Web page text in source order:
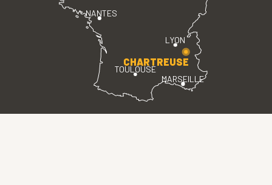
LYON
TOULOUSE
MARSEILLE
NANTES
CHARTREUSE